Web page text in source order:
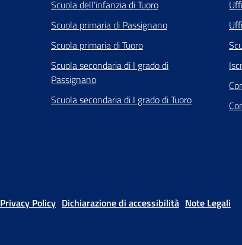
Scuola dell’infanzia di Tuoro
Scuola primaria di Passignano
Scuola primaria di Tuoro
Scuola secondaria di I grado di
Passignano
Scuola secondaria di I grado di Tuoro
Privacy Policy Dichiarazione di accessibilità Note Legali